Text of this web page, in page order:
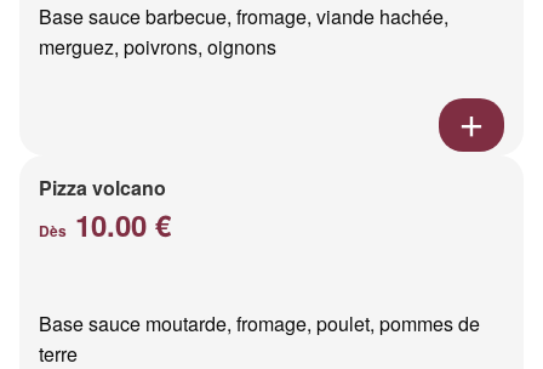
Base sauce barbecue, fromage, viande hachée,
merguez, poivrons, oignons
Pizza volcano
Dès 10.00 €
Base sauce moutarde, fromage, poulet, pommes de
terre